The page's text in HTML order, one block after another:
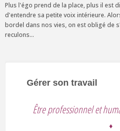
Plus l'égo prend de la place, plus il est
d'entendre sa petite voix intérieure.
bordel dans nos vies, on est obligé de
reculons...
Gérer son travail
Être professionnel et
♦